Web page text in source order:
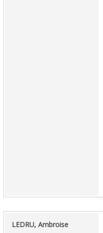
‎LEDRU, Ambroise‎